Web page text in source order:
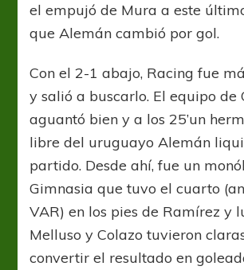
el empujó de Mura a este
que Alemán cambió por gol.
Con el 2-1 abajo, Racing fue
y salió a buscarlo. El equipo de
aguantó bien y a los 25’un
libre del uruguayo Alemán
partido. Desde ahí, fue un
Gimnasia que tuvo el cuarto
VAR) en los pies de Ramírez y
Melluso y Colazo tuvieron
convertir el resultado en